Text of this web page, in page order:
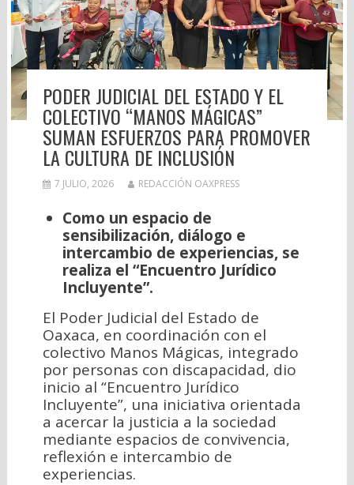
PODER JUDICIAL DEL ESTADO Y EL
COLECTIVO “MANOS MÁGICAS”
SUMAN ESFUERZOS PARA PROMOVER
LA CULTURA DE INCLUSIÓN
7 JULIO, 2026 REDACCIÓN OAXPRESS
Como un espacio de
sensibilización, diálogo e
intercambio de experiencias, se
realiza el “Encuentro Jurídico
Incluyente”.
El Poder Judicial del Estado de
Oaxaca, en coordinación con el
colectivo Manos Mágicas, integrado
por personas con discapacidad, dio
inicio al “Encuentro Jurídico
Incluyente”, una iniciativa orientada
a acercar la justicia a la sociedad
mediante espacios de convivencia,
reflexión e intercambio de
experiencias.